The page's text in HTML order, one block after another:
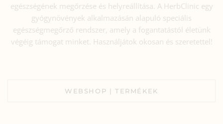
egészségének megőrzése és helyreállítása. A HerbClinic egy
gyógynövények alkalmazásán alapuló speciális
egészségmegőrző rendszer, amely a fogantatástól életünk
végéig támogat minket. Használjátok okosan és szeretettel!
WEBSHOP | TERMÉKEK